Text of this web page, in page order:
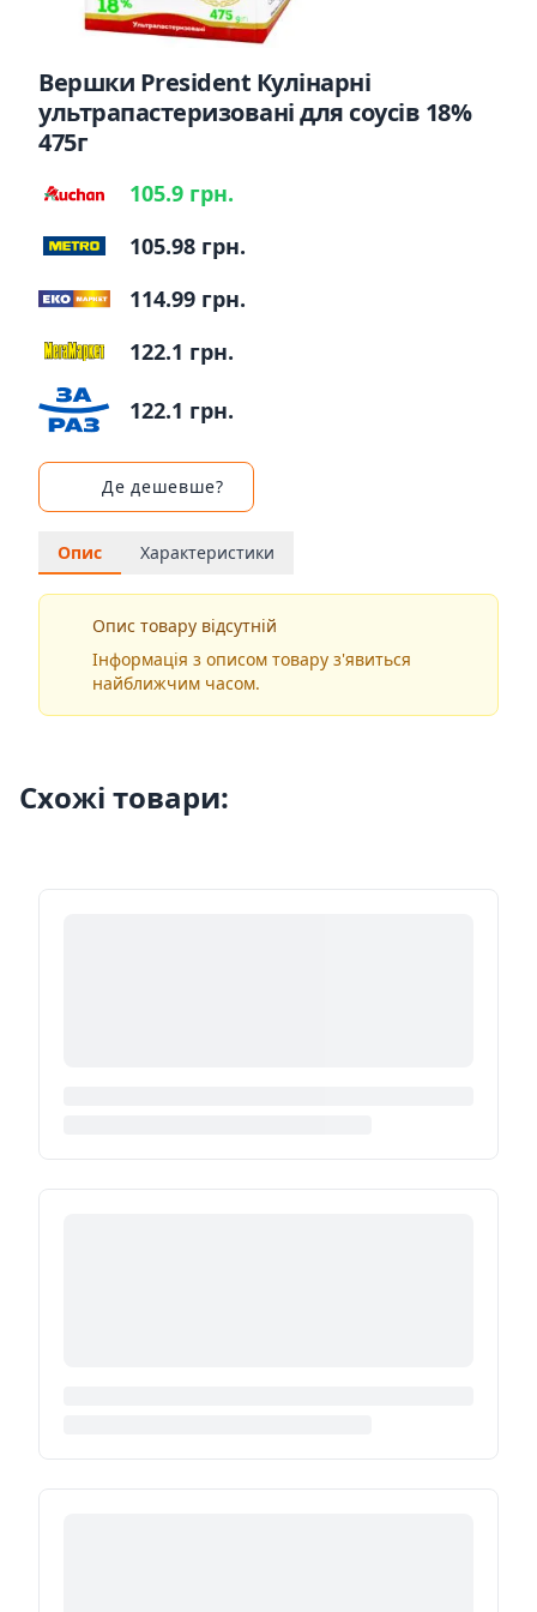
Вершки President Кулінарні
ультрапастеризовані для соусів 18%
475г
105.9 грн.
105.98 грн.
114.99 грн.
122.1 грн.
122.1 грн.
Де дешевше?
Опис Характеристики
Опис товару відсутній
Інформація з описом товару з'явиться
найближчим часом.
Схожі товари: